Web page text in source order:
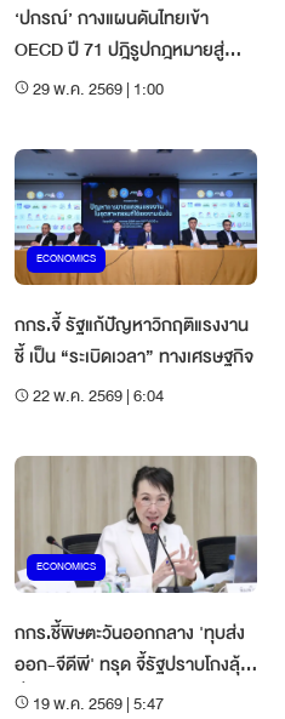
‘ปกรณ์’ กางแผนดันไทยเข้า
OECD ปี 71 ปฎิรูปกฎหมายสู่
สากล-เพิ่มขีดแข่งขันประเทศ
29 พ.ค. 2569 | 1:00
ECONOMICS
กกร.จี้ รัฐแก้ปัญหาวิกฤติแรงงาน
ชี้ เป็น “ระเบิดเวลา” ทางเศรษฐกิจ
22 พ.ค. 2569 | 6:04
ECONOMICS
กกร.ชี้พิษตะวันออกกลาง 'ทุบส่ง
ออก-จีดีพี' ทรุด จี้รัฐปราบโกงลุ้น
ตั๋ว OECD
19 พ.ค. 2569 | 5:47